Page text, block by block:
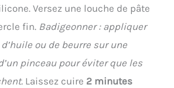
Versez une louche de pâte
fin. Badigeonner : appliquer
ou de beurre sur une
pinceau pour éviter que les
Laissez cuire 2 minutes